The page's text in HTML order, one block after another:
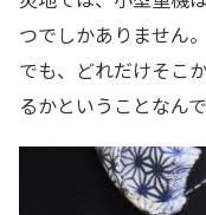
つでしかありません
でも、どれだけそこ
るかということなん